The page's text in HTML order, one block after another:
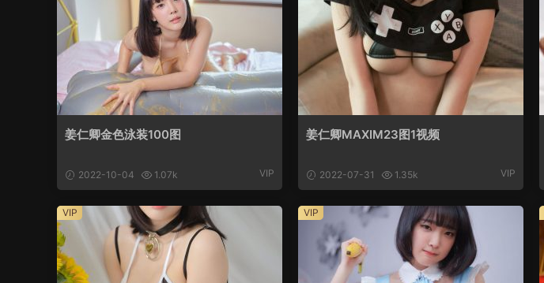
姜仁卿金色泳装100图
2022-10-04 1.07k VIP
姜仁卿MAXIM23图1视频
2022-07-31 1.35k VIP
VIP VIP